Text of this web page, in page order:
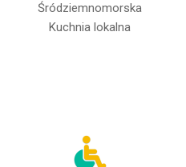
Śródziemnomorska
Kuchnia lokalna